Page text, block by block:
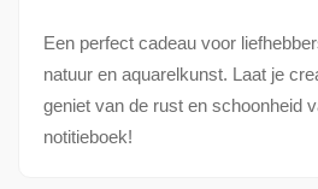
Een perfect cadeau voor
natuur en aquarelkunst. Laat je
geniet van de rust en schoonheid
notitieboek!